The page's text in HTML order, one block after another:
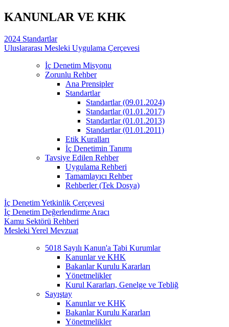
KANUNLAR VE KHK
2024 Standartlar
Uluslararası Mesleki Uygulama Çerçevesi
İç Denetim Misyonu
Zorunlu Rehber
Ana Prensipler
Standartlar
Standartlar (09.01.2024)
Standartlar (01.01.2017)
Standartlar (01.01.2013)
Standartlar (01.01.2011)
Etik Kuralları
İç Denetimin Tanımı
Tavsiye Edilen Rehber
Uygulama Rehberi
Tamamlayıcı Rehber
Rehberler (Tek Dosya)
İç Denetim Yetkinlik Çerçevesi
İç Denetim Değerlendirme Aracı
Kamu Sektörü Rehberi
Mesleki Yerel Mevzuat
5018 Sayılı Kanun'a Tabi Kurumlar
Kanunlar ve KHK
Bakanlar Kurulu Kararları
Yönetmelikler
Kurul Kararları, Genelge ve Tebliğ
Sayıştay
Kanunlar ve KHK
Bakanlar Kurulu Kararları
Yönetmelikler